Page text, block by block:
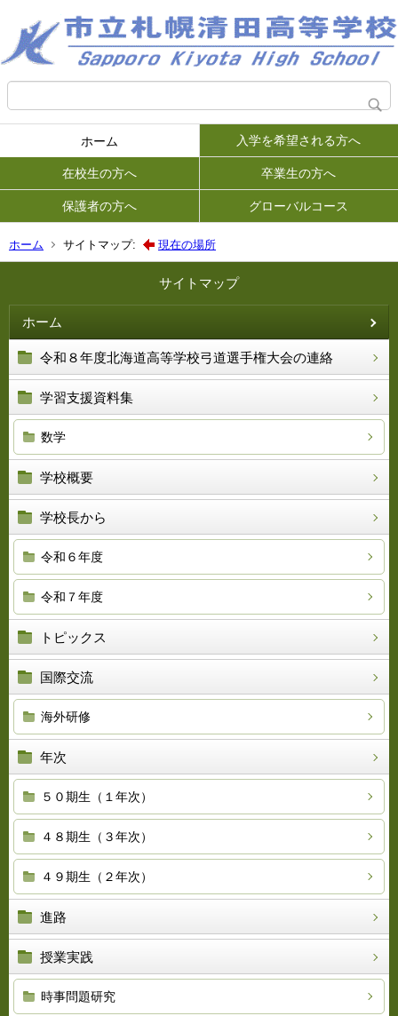
ホーム 入学を希望される方へ
在校生の方へ 卒業生の方へ
保護者の方へ グローバルコース
ホーム サイトマップ: 現在の場所
サイトマップ
ホーム
令和８年度北海道高等学校弓道選手権大会の連絡
学習支援資料集
数学
学校概要
学校長から
令和６年度
令和７年度
トピックス
国際交流
海外研修
年次
５０期生（１年次）
４８期生（３年次）
４９期生（２年次）
進路
授業実践
時事問題研究